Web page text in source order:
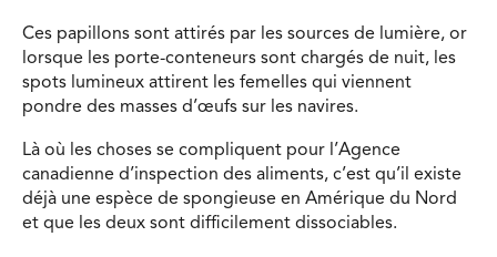
Ces papillons sont attirés par les sources de lumière, or
lorsque les porte-conteneurs sont chargés de nuit, les
spots lumineux attirent les femelles qui viennent
pondre des masses d’œufs sur les navires.
Là où les choses se compliquent pour l’Agence
canadienne d’inspection des aliments, c’est qu’il existe
déjà une espèce de spongieuse en Amérique du Nord
et que les deux sont difficilement dissociables.